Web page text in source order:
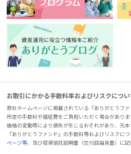
お取引にかかる手数料率およびリスクについ
弊社ホームページに掲載されている『ありがとうフ
所定の手数料や諸経費をご負担いただく場合があり
価格の変動等により損失が生じるおそれがあり、元
『ありがとうファンド』の手数料等およびリスクに
ページ等、及び投資信託説明書（交付目論見書）に